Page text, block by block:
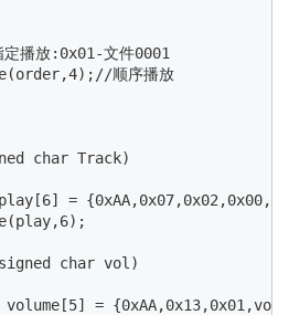
播放:0x01-文件0001
顺序播放
char Track)
=
char vol)
=